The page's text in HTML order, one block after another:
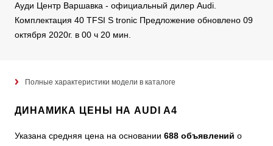
Ауди Центр Варшавка - официальный дилер Audi.
Комплектация 40 TFSI S tronic Предложение обновлено 09
октября 2020г. в 00 ч 20 мин.
Полные характеристики модели в каталоге
ДИНАМИКА ЦЕНЫ НА AUDI A4
Указана средняя цена на основании 688 объявлений о